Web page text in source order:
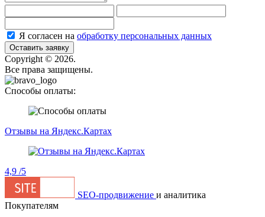
Я согласен на обработку персональных данных
Оставить заявку
Сopyright © 2026.
Все права защищены.
Способы оплаты:
Отзывы на Яндекс.Картах
4,9 /5
SEO-продвижение и аналитика
Покупателям